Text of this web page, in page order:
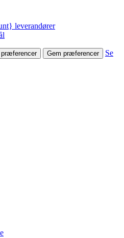
leverandører
Gem præferencer
Se